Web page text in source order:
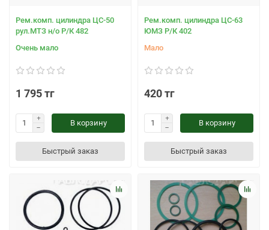
Рем.комп. цилиндра ЦС-50
рул.МТЗ н/о Р/К 482
Очень мало
1 795 тг
В корзину
Быстрый заказ
Рем.комп. цилиндра ЦС-63
ЮМЗ Р/К 402
Мало
420 тг
В корзину
Быстрый заказ